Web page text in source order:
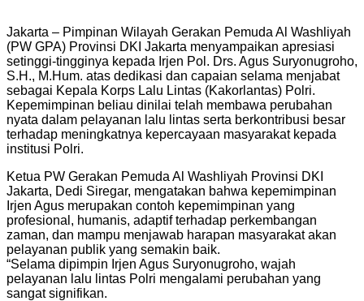
Jakarta – Pimpinan Wilayah Gerakan Pemuda Al Washliyah
(PW GPA) Provinsi DKI Jakarta menyampaikan apresiasi
setinggi-tingginya kepada Irjen Pol. Drs. Agus Suryonugroho,
S.H., M.Hum. atas dedikasi dan capaian selama menjabat
sebagai Kepala Korps Lalu Lintas (Kakorlantas) Polri.
Kepemimpinan beliau dinilai telah membawa perubahan
nyata dalam pelayanan lalu lintas serta berkontribusi besar
terhadap meningkatnya kepercayaan masyarakat kepada
institusi Polri.
Ketua PW Gerakan Pemuda Al Washliyah Provinsi DKI
Jakarta, Dedi Siregar, mengatakan bahwa kepemimpinan
Irjen Agus merupakan contoh kepemimpinan yang
profesional, humanis, adaptif terhadap perkembangan
zaman, dan mampu menjawab harapan masyarakat akan
pelayanan publik yang semakin baik.
“Selama dipimpin Irjen Agus Suryonugroho, wajah
pelayanan lalu lintas Polri mengalami perubahan yang
sangat signifikan.